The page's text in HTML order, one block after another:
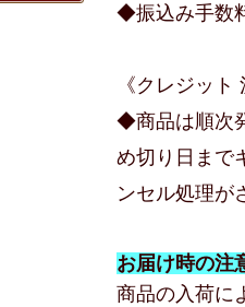
◆振込み手数
《クレジット
◆商品は順次
め切り日まで
ンセル処理が
お届け時の注
商品の入荷に